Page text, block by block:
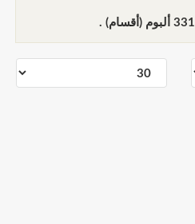
331 ألبوم (أقسام) .